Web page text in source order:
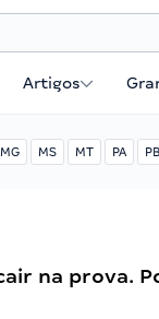
Artigos
MG MS MT PA PB
na prova.